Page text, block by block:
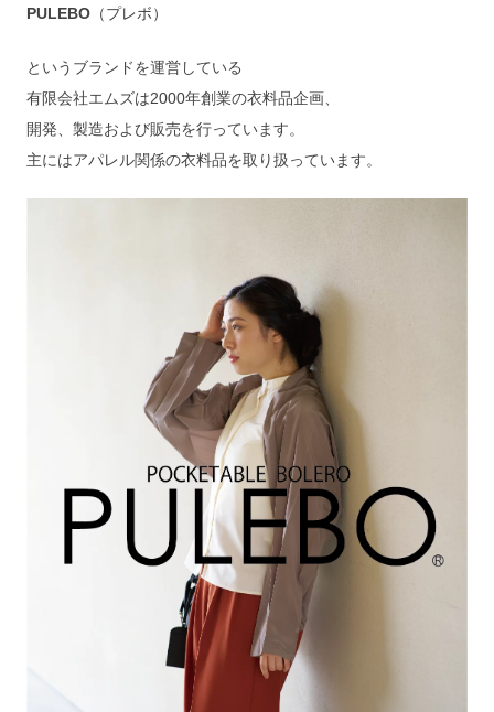
PULEBO （プレボ）
というブランドを運営している
有限会社エムズは2000年創業の衣料品企画、
開発、製造および販売を行っています。
主にはアパレル関係の衣料品を取り扱っています。